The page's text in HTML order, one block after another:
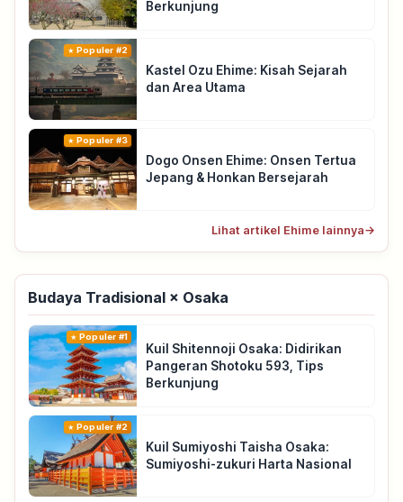
Berkunjung
Populer #2
Kastel Ozu Ehime: Kisah Sejarah
dan Area Utama
Populer #3
Dogo Onsen Ehime: Onsen Tertua
Jepang & Honkan Bersejarah
Lihat artikel Ehime lainnya→
Budaya Tradisional × Osaka
Populer #1
Kuil Shitennoji Osaka: Didirikan
Pangeran Shotoku 593, Tips
Berkunjung
Populer #2
Kuil Sumiyoshi Taisha Osaka:
Sumiyoshi-zukuri Harta Nasional